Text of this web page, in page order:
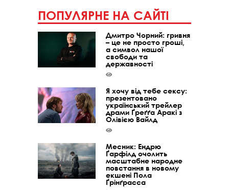
ПОПУЛЯРНЕ НА САЙТІ
Дмитро Чорний: гривня
– це не просто гроші,
а символ нашої
свободи та
державності
Я хочу від тебе сексу:
презентовано
український трейлер
драми Ґреґґа Аракі з
Олівією Вайлд
Месник: Ендрю
Ґарфілд очолить
масштабне народне
повстання в новому
екшені Пола
Ґрінґрасса